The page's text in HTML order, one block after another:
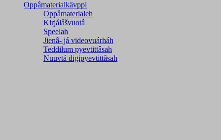
Oppâmaterialkävppi
Oppâmaterialeh
Kirjálâšvuotâ
Speelah
Jienâ- já videovuárháh
Teddilum pyevtittâsah
Nuuvtá digipyevtittâsah